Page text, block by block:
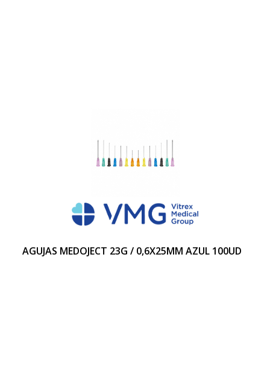
AGUJAS MEDOJECT 23G / 0,6X25MM AZUL 100UD